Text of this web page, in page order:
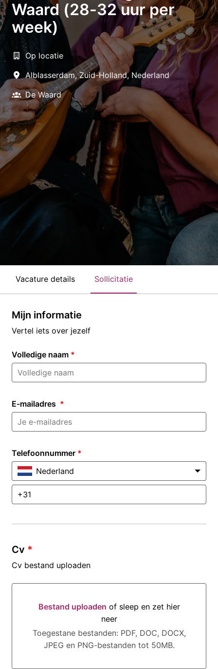
Waard (28-32 uur per
week)
Op locatie
Alblasserdam, Zuid-Holland, Nederland
De Waard
Vacature details Sollicitatie
Mijn informatie
Vertel iets over jezelf
Volledige naam *
E-mailadres *
Telefoonnummer *
Nederland
Cv *
Cv bestand uploaden
Bestand uploaden of sleep en zet hier
neer
Bestand uploaden of sleep en zet hier neer
Toegestane bestanden: PDF, DOC, DOCX,
JPEG en PNG-bestanden tot 50MB.